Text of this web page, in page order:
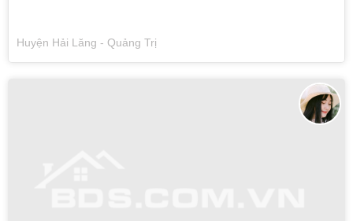
Huyện Hải Lăng - Quảng Trị